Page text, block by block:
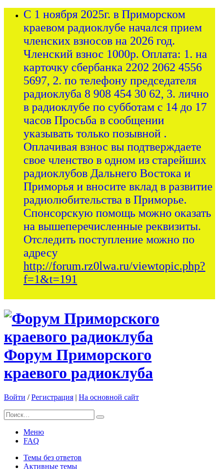
С 1 ноября 2025г. в Приморском
краевом радиоклубе начался прием
членских взносов на 2026 год.
Членский взнос 1000р. Оплата: 1. на
карточку сбербанка 2202 2062 4556
5697, 2. по телефону председателя
радиоклуба 8 908 454 30 62, 3. лично
в радиоклубе по субботам с 14 до 17
часов Просьба в сообщении
указывать только позывной .
Оплачивая взнос вы подтверждаете
свое членство в одном из старейших
радиоклубов Дальнего Востока и
Приморья и вносите вклад в развитие
радиолюбительства в Приморье.
Спонсорскую помощь можно оказать
на вышеперечисленные реквизиты.
Отследить поступление можно по
адресу
http://forum.rz0lwa.ru/viewtopic.php?
f=1&t=191
Форум Приморского
краевого радиоклуба
Войти /Регистрация | На основной сайт
Меню
FAQ
Темы без ответов
Активные темы